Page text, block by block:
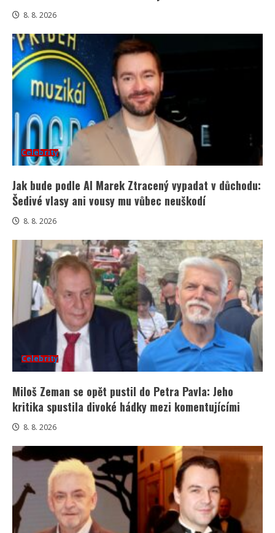
8. 8. 2026
Celebrity
Jak bude podle AI Marek Ztracený vypadat v důchodu:
Šedivé vlasy ani vousy mu vůbec neuškodí
8. 8. 2026
Celebrity
Miloš Zeman se opět pustil do Petra Pavla: Jeho
kritika spustila divoké hádky mezi komentujícími
8. 8. 2026